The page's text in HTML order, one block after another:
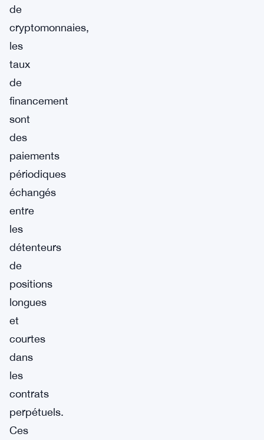
de
cryptomonnaies,
les
taux
de
financement
sont
des
paiements
périodiques
échangés
entre
les
détenteurs
de
positions
longues
et
courtes
dans
les
contrats
perpétuels.
Ces